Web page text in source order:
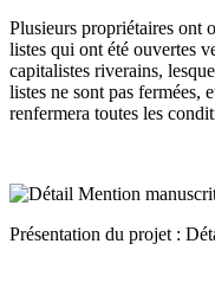
Plusieurs propriétaires ont
listes qui ont été ouvertes
capitalistes riverains,
listes ne sont pas fermées,
renfermera toutes les
Présentation du projet :